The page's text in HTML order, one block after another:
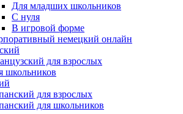
Для младших школьников
С нуля
В игровой форме
немецкий онлайн
для взрослых
школьников
для взрослых
для школьников